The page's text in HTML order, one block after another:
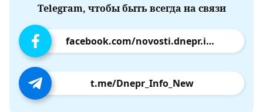
Telegram, чтобы быть всегда на связи
facebook.com/novosti.dnepr.info
t.me/Dnepr_Info_New